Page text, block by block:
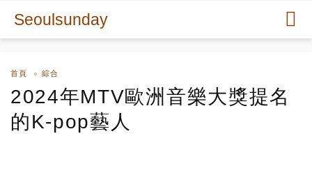
Seoulsunday
首頁 綜合
2024年MTV歐洲音樂大獎提名
的K-pop藝人